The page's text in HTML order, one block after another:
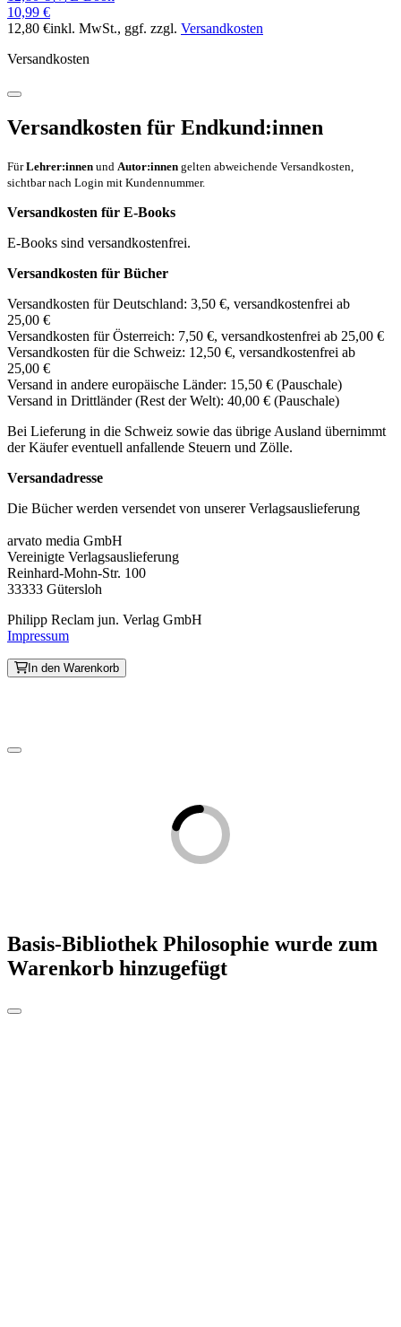
10,99 €
12,80 €inkl. MwSt., ggf. zzgl. Versandkosten
Versandkosten
Versandkosten für Endkund:innen
FürLehrer:innen und Autor:innen gelten abweichende Versandkosten,
sichtbar nach Login mit Kundennummer.
Versandkosten für E-Books
E-Books sind versandkostenfrei.
Versandkosten für Bücher
Versandkosten für Deutschland: 3,50 €, versandkostenfrei ab
25,00 €
Versandkosten für Österreich: 7,50 €, versandkostenfrei ab 25,00 €
Versandkosten für die Schweiz: 12,50 €, versandkostenfrei ab
25,00 €
Versand in andere europäische Länder: 15,50 € (Pauschale)
Versand in Drittländer (Rest der Welt): 40,00 € (Pauschale)
Bei Lieferung in die Schweiz sowie das übrige Ausland übernimmt
der Käufer eventuell anfallende Steuern und Zölle.
Versandadresse
Die Bücher werden versendet von unserer Verlagsauslieferung
arvato media GmbH
Vereinigte Verlagsauslieferung
Reinhard-Mohn-Str. 100
33333 Gütersloh
Philipp Reclam jun. Verlag GmbH
Impressum
In den Warenkorb
Basis-Bibliothek Philosophie wurde zum
Warenkorb hinzugefügt